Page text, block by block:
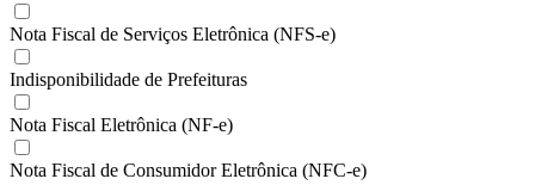
Nota Fiscal de Serviços Eletrônica (NFS-e)
Indisponibilidade de Prefeituras
Nota Fiscal Eletrônica (NF-e)
Nota Fiscal de Consumidor Eletrônica (NFC-e)